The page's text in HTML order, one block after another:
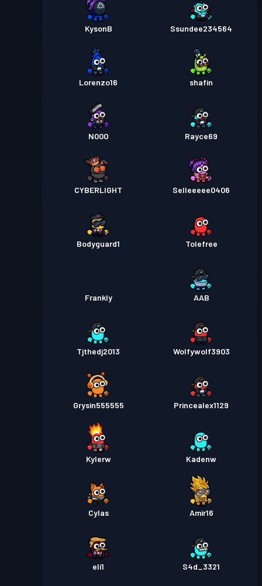
KysonB Ssundee234564
Lorenzo16 shafin
N00O Rayce69
CYBERLIGHT Selleeeee0406
Bodyguard1 Tolefree
Frankly AAB
Tjthedj2013 Wolfywolf3903
Grysin555555 Princealex1129
Kylerw Kadenw
Cylas Amir16
eli1 S4d_3321